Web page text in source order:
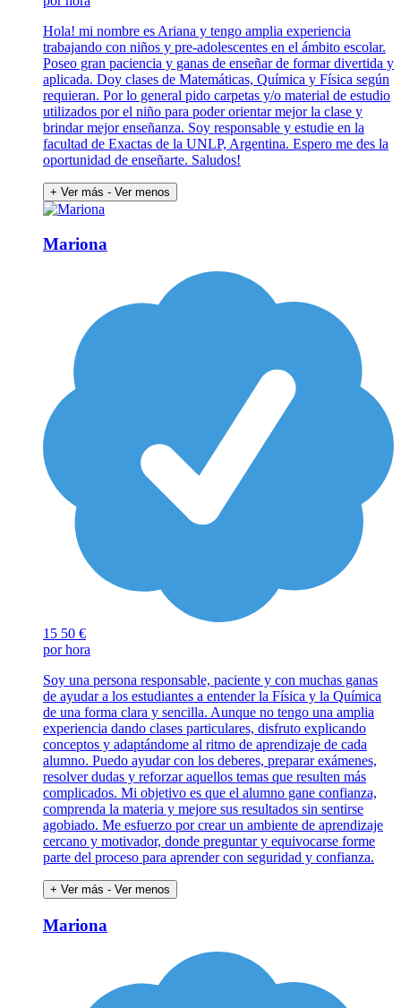
Hola! mi nombre es Ariana y tengo amplia experiencia
trabajando con niños y pre-adolescentes en el ámbito escolar.
Poseo gran paciencia y ganas de enseñar de formar divertida y
aplicada. Doy clases de Matemáticas, Química y Física según
requieran. Por lo general pido carpetas y/o material de estudio
utilizados por el niño para poder orientar mejor la clase y
brindar mejor enseñanza. Soy responsable y estudie en la
facultad de Exactas de la UNLP, Argentina. Espero me des la
oportunidad de enseñarte. Saludos!
+ Ver más - Ver menos
Mariona
15 50 €
por hora
Soy una persona responsable, paciente y con muchas ganas
de ayudar a los estudiantes a entender la Física y la Química
de una forma clara y sencilla. Aunque no tengo una amplia
experiencia dando clases particulares, disfruto explicando
conceptos y adaptándome al ritmo de aprendizaje de cada
alumno. Puedo ayudar con los deberes, preparar exámenes,
resolver dudas y reforzar aquellos temas que resulten más
complicados. Mi objetivo es que el alumno gane confianza,
comprenda la materia y mejore sus resultados sin sentirse
agobiado. Me esfuerzo por crear un ambiente de aprendizaje
cercano y motivador, donde preguntar y equivocarse forme
parte del proceso para aprender con seguridad y confianza.
+ Ver más - Ver menos
Mariona